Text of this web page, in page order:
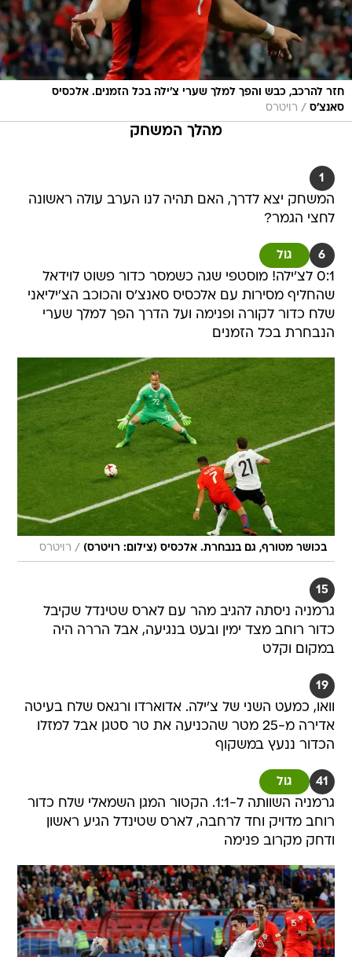
חזר להרכב, כבש והפך למלך שערי צ'ילה בכל הזמנים. אלכסיס
סאנצ'ס / רויטרס
מהלך המשחק
1
המשחק יצא לדרך, האם תהיה לנו הערב עולה ראשונה
לחצי הגמר?
6 גול
0:1 לצ'ילה! מוסטפי שגה כשמסר כדור פשוט לוידאל
שהחליף מסירות עם אלכסיס סאנצ'ס והכוכב הצ'יליאני
שלח כדור לקורה ופנימה ועל הדרך הפך למלך שערי
הנבחרת בכל הזמנים
בכושר מטורף, גם בנבחרת. אלכסיס (צילום: רויטרס) / רויטרס
15
גרמניה ניסתה להגיב מהר עם לארס שטינדל שקיבל
כדור רוחב מצד ימין ובעט בנגיעה, אבל הררה היה
במקום וקלט
19
וואו, כמעט השני של צ'ילה. אדוארדו ורגאס שלח בעיטה
אדירה מ-25 מטר שהכניעה את טר סטגן אבל למזלו
הכדור ננעץ במשקוף
41 גול
גרמניה השוותה ל-1:1. הקטור המגן השמאלי שלח כדור
רוחב מדויק וחד לרחבה, לארס שטינדל הגיע ראשון
ודחק מקרוב פנימה